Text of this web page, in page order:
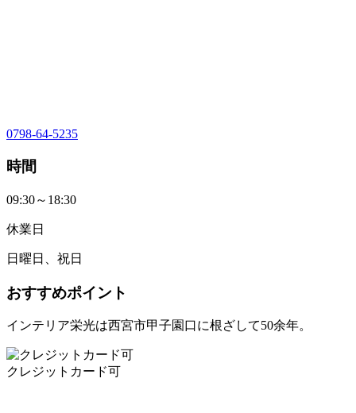
0798-64-5235
時間
09:30～18:30
休業日
日曜日、祝日
おすすめポイント
インテリア栄光は西宮市甲子園口に根ざして50余年。
クレジットカード可